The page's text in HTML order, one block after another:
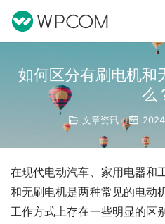
如何区分有刷电机和
么
文章资讯
在现代电动汽车、家用电器和
和无刷电机是两种常见的电动
工作方式上存在一些明显的区